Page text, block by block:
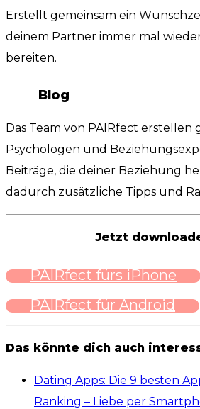
Erstellt gemeinsam ein
deinem Partner immer mal
bereiten.
Blog
Das Team von PAIRfect erstellen
Psychologen und
Beiträge, die deiner Beziehung
dadurch zusätzliche Tipps und
Jetzt
PAIRfect fürs iPhone
PAIRfect für Android
Das könnte dich auch
Dating Apps: Die 9 besten
Ranking – Liebe per